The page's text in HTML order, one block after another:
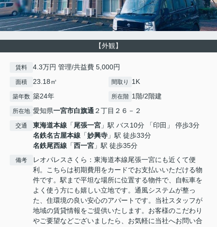
【外観】
賃料 4.3万円 管理/共益費 5,000円
面積 23.18㎡ 間取り 1K
築年数 築24年 所在階 1階/2階建
所在地 愛知県一宮市白旗通 ２丁目２６－２
交通 東海道本線 「尾張一宮 」駅 バス10分 「印田」 停歩3分
名鉄名古屋本線 「妙興寺 」駅 徒歩33分
名鉄尾西線 「西一宮 」駅 徒歩35分
備考
レオパレスさくら：東海道本線尾張一宮にも近くて便
利。こちらは初期費用をカードでお支払いいただける物
件です。駅まで平坦な場所に位置する物件で、自転車を
よく使う方にも嬉しい立地です。通風システムが整っ
た、住環境の良い安心のアパートです。当社スタッフが
地域の賃貸情報をご提供いたします。お客様のこだわり
やご要望などございましたら、お気軽に当社へお問い合